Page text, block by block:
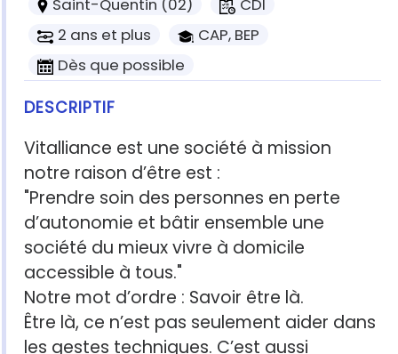
DESCRIPTIF
Vitalliance est une société à mission
notre raison d’être est :
"Prendre soin des personnes en perte
d’autonomie et bâtir ensemble une
société du mieux vivre à domicile
accessible à tous."
Notre mot d’ordre : Savoir être là.
Être là, ce n’est pas seulement aider dans
les gestes techniques. C’est aussi
Saint-Quentin (02)
CDI
2 ans et plus
CAP, BEP
Dès que possible